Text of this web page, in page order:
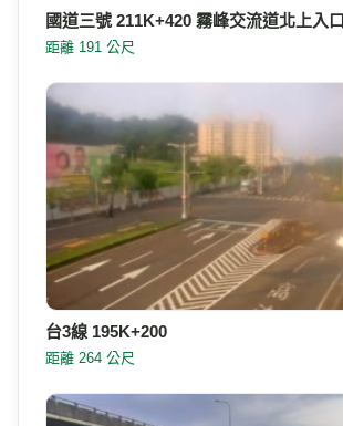
國道三號 211K+420 霧峰交流道北上入口
距離 191 公尺
台3線 195K+200
距離 264 公尺